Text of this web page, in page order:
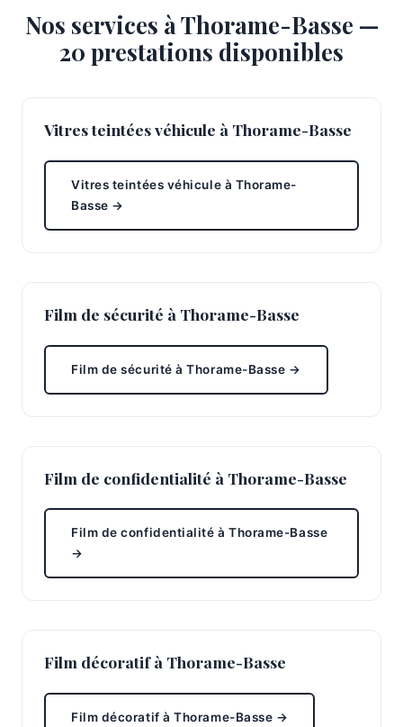
Nos services à Thorame-Basse —
20 prestations disponibles
Vitres teintées véhicule à Thorame-Basse
Vitres teintées véhicule à Thorame-
Basse →
Film de sécurité à Thorame-Basse
Film de sécurité à Thorame-Basse →
Film de confidentialité à Thorame-Basse
Film de confidentialité à Thorame-Basse
→
Film décoratif à Thorame-Basse
Film décoratif à Thorame-Basse →